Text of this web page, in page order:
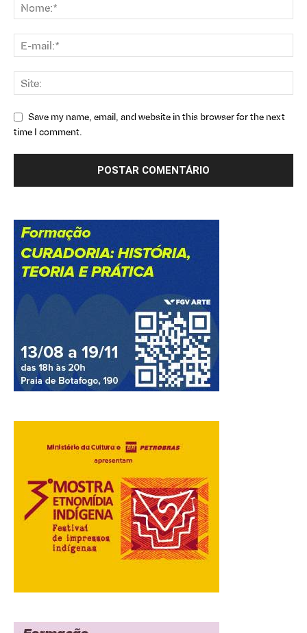
Save my name, email, and website in this browser for the next
time I comment.